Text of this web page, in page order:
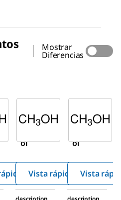
Mostrar
Diferencias
676780
ol
320390
ol
Vista rápida Vista